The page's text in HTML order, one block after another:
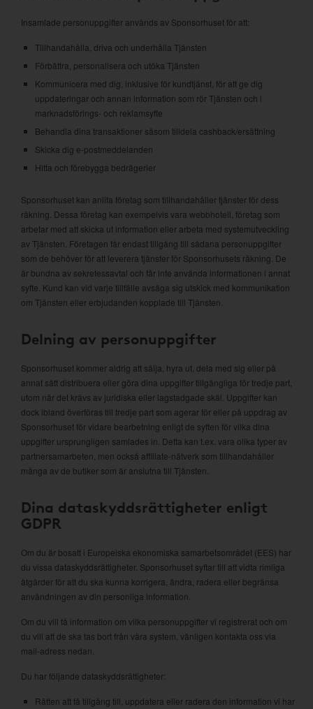
Insamlade personuppgifter används av Sponsorhuset för att:
Tillhandahålla, driva och underhålla Tjänsten
Förbättra, personalisera och utöka Tjänsten
Kommunicera med dig, inklusive för kundtjänst, för att ge dig
uppdateringar och annan information som rör Tjänsten och i
marknadsförings- och reklamsyfte
Behandla dina transaktioner såsom tilldela cashback/ersättning
Skicka dig e-postmeddelanden
Hitta och förebygga bedrägerier
Sponsorhuset kan anlita företag som tillhandahåller tjänster för dess
räkning. Dessa företag kan exempelvis vara webbhotell, företag som
arbetar med att skicka ut information eller arbeta med systemutveckling
av Tjänsten. Företagen får endast tillgång till sådana personuppgifter
som de behöver för att leverera tjänster för Sponsorhusets räkning. De
är bundna av sekretessavtal och får inte använda informationen i annat
syfte. Kund kan vid varje tillfälle avsäga sig utskick med kommunikation
om Tjänsten eller erbjudanden kopplade till Tjänsten.
Delning av personuppgifter
Sponsorhuset kommer aldrig att sälja, hyra ut, dela med sig eller på
annat sätt distribuera eller göra dina uppgifter tillgängliga för tredje part,
utom när det krävs av juridiska eller lagstadgade skäl. Uppgifter kan
dock ibland överföras till tredje part som agerar för eller på uppdrag av
Sponsorhuset för vidare bearbetning enligt de syften för vilka dina
uppgifter ursprungligen samlades in. Detta kan t.ex. vara olika typer av
partnersamarbeten, men också affiliate-nätverk som tillhandahåller
många av de butiker som är anslutna till Tjänsten.
Dina dataskyddsrättigheter enligt
GDPR
Om du är bosatt i Europeiska ekonomiska samarbetsområdet (EES) har
du vissa dataskyddsrättigheter. Sponsorhuset syftar till att vidta rimliga
åtgärder för att du ska kunna korrigera, ändra, radera eller begränsa
användningen av din personliga information.
Om du vill få information om vilka personuppgifter vi registrerat och om
du vill att de ska tas bort från våra system, vänligen kontakta oss via
mail-adress nedan.
Du har följande dataskyddsrättigheter:
Rätten att få tillgång till, uppdatera eller radera den information vi har